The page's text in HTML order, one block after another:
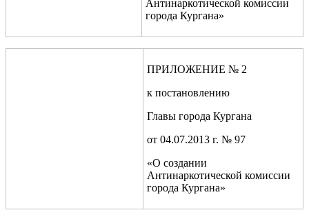
Антинаркотической комиссии
города Кургана»
ПРИЛОЖЕНИЕ № 2
к постановлению
Главы города Кургана
от 04.07.2013 г. № 97
«О создании
Антинаркотической комиссии
города Кургана»